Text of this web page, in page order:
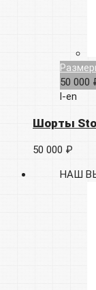
50 000
l-en
Шорты
50 000 ₽
НАШ